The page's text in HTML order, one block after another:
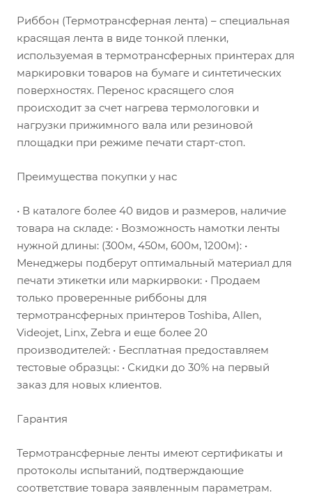
Риббон (Термотрансферная лента) – специальная
красящая лента в виде тонкой пленки,
используемая в термотрансферных принтерах для
маркировки товаров на бумаге и синтетических
поверхностях. Перенос красящего слоя
происходит за счет нагрева термологовки и
нагрузки прижимного вала или резиновой
площадки при режиме печати старт-стоп.
Преимущества покупки у нас
• В каталоге более 40 видов и размеров, наличие
товара на складе: • Возможность намотки ленты
нужной длины: (300м, 450м, 600м, 1200м): •
Менеджеры подберут оптимальный материал для
печати этикетки или маркирвоки: • Продаем
только проверенные риббоны для
термотрансферных принтеров Toshiba, Allen,
Videojet, Linx, Zebra и еще более 20
производителей: • Бесплатная предоставляем
тестовые образцы: • Скидки до 30% на первый
заказ для новых клиентов.
Гарантия
Термотрансферные ленты имеют сертификаты и
протоколы испытаний, подтверждающие
соответствие товара заявленным параметрам.